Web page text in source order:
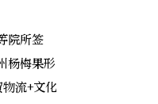
院所签
杨梅果形
流+文化